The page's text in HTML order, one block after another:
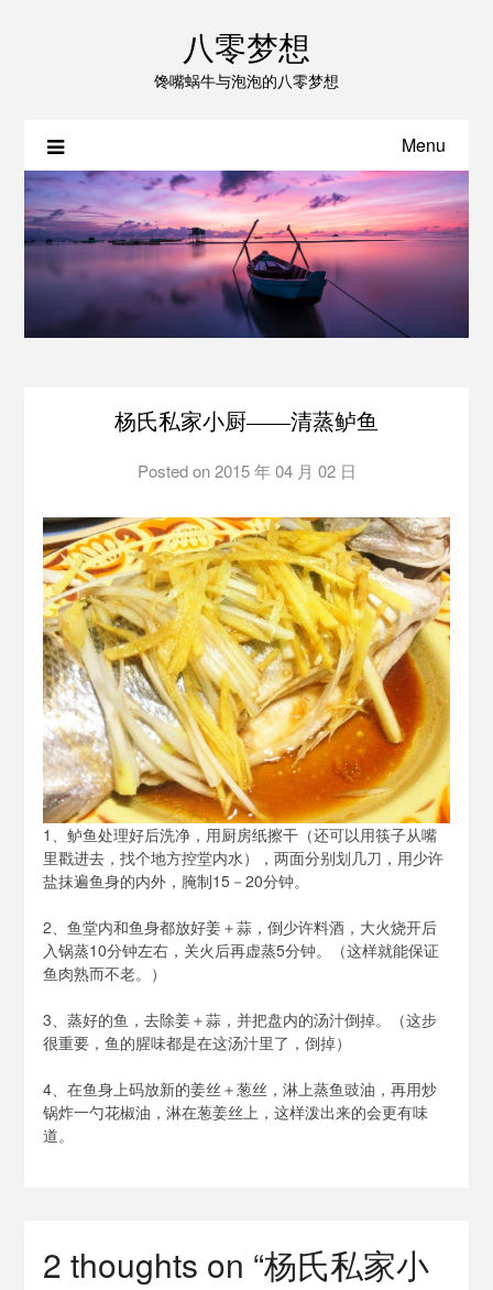
八零梦想
馋嘴蜗牛与泡泡的八零梦想
Menu
杨氏私家小厨——清蒸鲈鱼
Posted on2015 年 04 月 02 日
泡
BH1AIR
1、鲈鱼处理好后洗净，用厨房纸擦干（还可以用筷子从嘴
里戳进去，找个地方控堂内水），两面分别划几刀，用少许
盐抹遍鱼身的内外，腌制15－20分钟。
2、鱼堂内和鱼身都放好姜＋蒜，倒少许料酒，大火烧开后
入锅蒸10分钟左右，关火后再虚蒸5分钟。（这样就能保证
鱼肉熟而不老。）
3、蒸好的鱼，去除姜＋蒜，并把盘内的汤汁倒掉。（这步
很重要，鱼的腥味都是在这汤汁里了，倒掉）
4、在鱼身上码放新的姜丝＋葱丝，淋上蒸鱼豉油，再用炒
锅炸一勺花椒油，淋在葱姜丝上，这样泼出来的会更有味
道。
2 thoughts on “杨氏私家小